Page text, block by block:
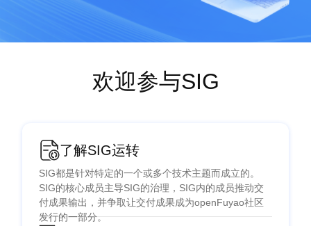
欢迎参与SIG
了解SIG运转
SIG都是针对特定的一个或多个技术主题而成立的。
SIG的核心成员主导SIG的治理，SIG内的成员推动交
付成果输出，并争取让交付成果成为openFuyao社区
发行的一部分。